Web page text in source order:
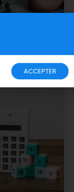
ACCEPTER